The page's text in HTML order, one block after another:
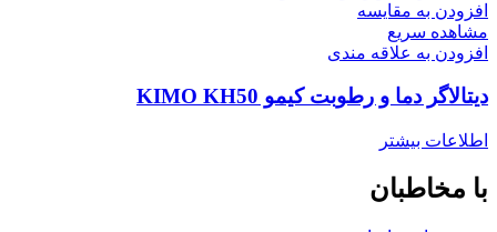
افزودن به مقایسه
مشاهده سریع
افزودن به علاقه مندی
دیتالاگر دما و رطوبت کیمو KIMO KH50
اطلاعات بیشتر
با مخاطبان